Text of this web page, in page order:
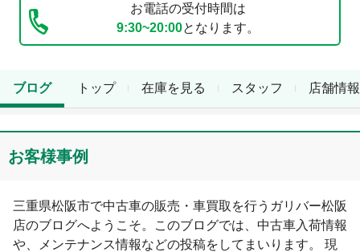
お電話の受付時間は
9:30~20:00となります。
トップ 在庫を見る スタッフ 店舗情報
ブログ
お客様事例
三重県松阪市で中古車の販売・車買取を行う ガリバー松阪
店のブログへようこそ。このブログでは、中古車入荷情報
や、メンテナンス情報などの投稿をしてまいります。 現